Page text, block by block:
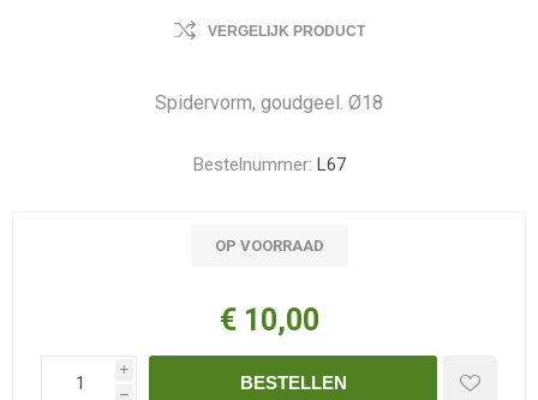
VERGELIJK PRODUCT
Spidervorm, goudgeel. Ø18
Bestelnummer: L67
OP VOORRAAD
€ 10,00
i
h
BESTELLEN